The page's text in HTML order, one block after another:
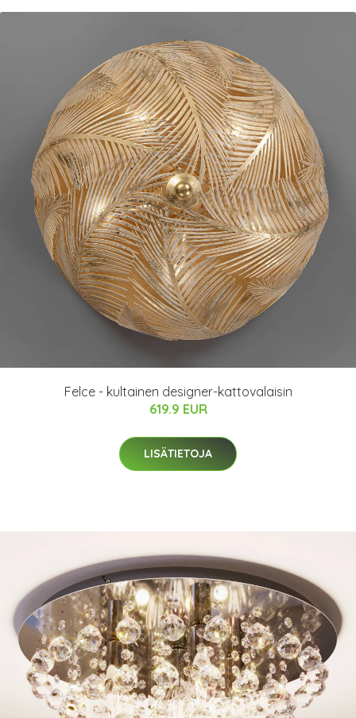
Felce - kultainen designer-kattovalaisin
619.9 EUR
LISÄTIETOJA